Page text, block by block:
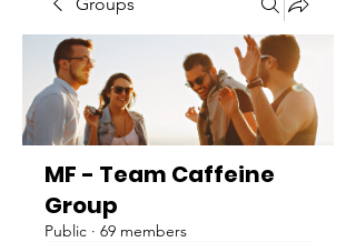
MF - Team Caffeine
Group
Public · 69 members